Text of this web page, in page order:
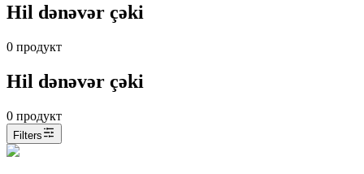
Hil dənəvər çəki
0 продукт
Hil dənəvər çəki
0 продукт
Filters